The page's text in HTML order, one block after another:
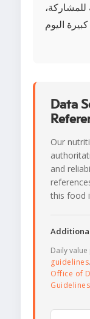
للمشاركة،
Data
Our
and
this food
Daily
guidelines
Office of